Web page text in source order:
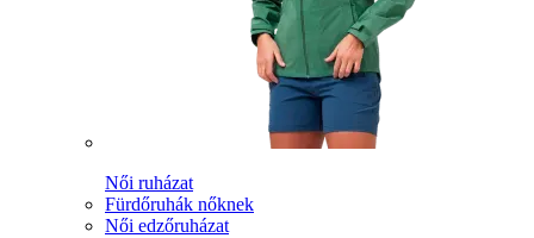
Női ruházat
Fürdőruhák nőknek
Női edzőruházat